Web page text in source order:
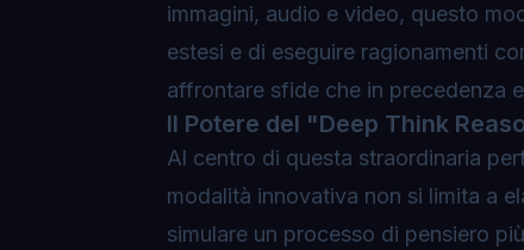
immagini, audio e video, questo
estesi e di eseguire ragionamenti
affrontare sfide che in precedenza
Il Potere del "Deep Think
Al centro di questa straordinaria
modalità innovativa non si limita a
simulare un processo di pensiero